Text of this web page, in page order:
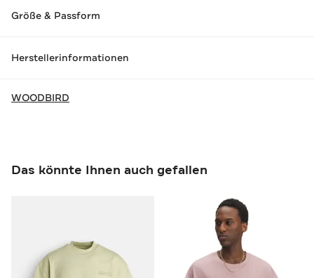
Größe & Passform
Herstellerinformationen
WOODBIRD
Das könnte Ihnen auch gefallen